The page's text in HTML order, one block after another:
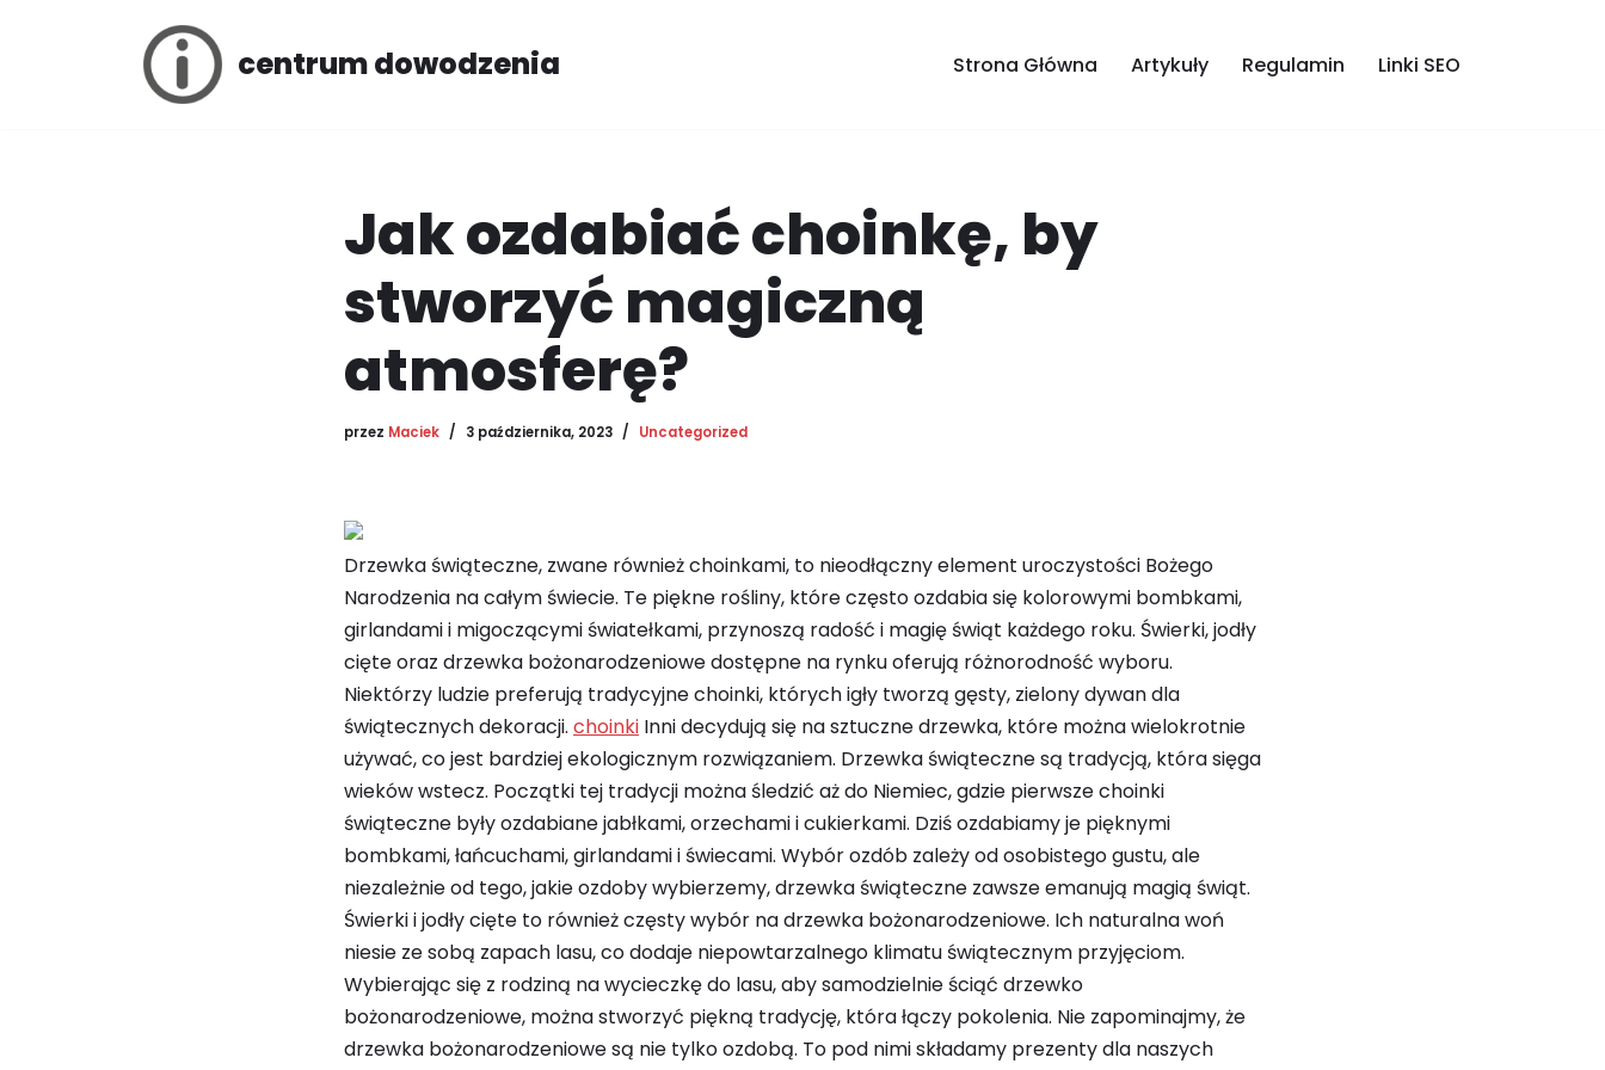
centrum dowodzenia Strona Główna Artykuły Regulamin Linki SEO
Jak ozdabiać choinkę, by
stworzyć magiczną
atmosferę?
przez Maciek 3 października, 2023 Uncategorized
Drzewka świąteczne, zwane również choinkami, to nieodłączny element uroczystości Bożego
Narodzenia na całym świecie. Te piękne rośliny, które często ozdabia się kolorowymi bombkami,
girlandami i migoczącymi światełkami, przynoszą radość i magię świąt każdego roku. Świerki, jodły
cięte oraz drzewka bożonarodzeniowe dostępne na rynku oferują różnorodność wyboru.
Niektórzy ludzie preferują tradycyjne choinki, których igły tworzą gęsty, zielony dywan dla
świątecznych dekoracji. choinki Inni decydują się na sztuczne drzewka, które można wielokrotnie
używać, co jest bardziej ekologicznym rozwiązaniem. Drzewka świąteczne są tradycją, która sięga
wieków wstecz. Początki tej tradycji można śledzić aż do Niemiec, gdzie pierwsze choinki
świąteczne były ozdabiane jabłkami, orzechami i cukierkami. Dziś ozdabiamy je pięknymi
bombkami, łańcuchami, girlandami i świecami. Wybór ozdób zależy od osobistego gustu, ale
niezależnie od tego, jakie ozdoby wybierzemy, drzewka świąteczne zawsze emanują magią świąt.
Świerki i jodły cięte to również częsty wybór na drzewka bożonarodzeniowe. Ich naturalna woń
niesie ze sobą zapach lasu, co dodaje niepowtarzalnego klimatu świątecznym przyjęciom.
Wybierając się z rodziną na wycieczkę do lasu, aby samodzielnie ściąć drzewko
bożonarodzeniowe, można stworzyć piękną tradycję, która łączy pokolenia. Nie zapominajmy, że
drzewka bożonarodzeniowe są nie tylko ozdobą. To pod nimi składamy prezenty dla naszych